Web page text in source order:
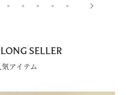
SELLER
気アイテム